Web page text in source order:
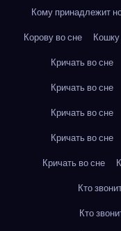
Кому принадлежит
Корову во сне
Кричать во сне
Кричать во сне
Кричать во сне
Кричать во сне
Кричать во сне
Кто
Кто